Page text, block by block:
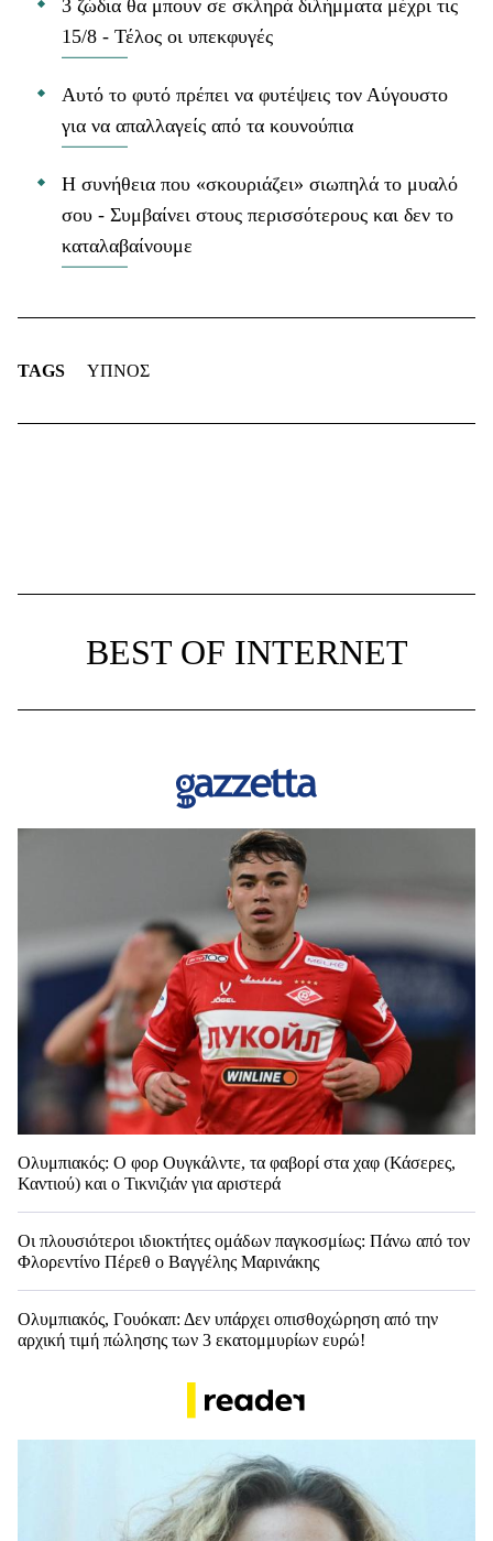
3 ζώδια θα μπουν σε σκληρά διλήμματα μέχρι τις
15/8 - Τέλος οι υπεκφυγές
Αυτό το φυτό πρέπει να φυτέψεις τον Αύγουστο
για να απαλλαγείς από τα κουνούπια
Η συνήθεια που «σκουριάζει» σιωπηλά το μυαλό
σου - Συμβαίνει στους περισσότερους και δεν το
καταλαβαίνουμε
TAGS ΥΠΝΟΣ
BEST OF INTERNET
Ολυμπιακός: Ο φορ Ουγκάλντε, τα φαβορί στα χαφ (Κάσερες,
Καντιού) και ο Τικνιζιάν για αριστερά
Οι πλουσιότεροι ιδιοκτήτες ομάδων παγκοσμίως: Πάνω από τον
Φλορεντίνο Πέρεθ ο Βαγγέλης Μαρινάκης
Ολυμπιακός, Γουόκαπ: Δεν υπάρχει οπισθοχώρηση από την
αρχική τιμή πώλησης των 3 εκατομμυρίων ευρώ!